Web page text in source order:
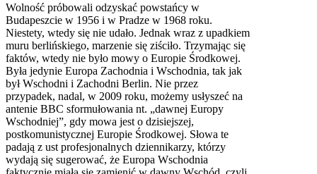
Wolność próbowali odzyskać powstańcy w
Budapeszcie w 1956 i w Pradze w 1968 roku.
Niestety, wtedy się nie udało. Jednak wraz z upadkiem
muru berlińskiego, marzenie się ziściło. Trzymając się
faktów, wtedy nie było mowy o Europie Środkowej.
Była jedynie Europa Zachodnia i Wschodnia, tak jak
był Wschodni i Zachodni Berlin. Nie przez
przypadek, nadal, w 2009 roku, możemy usłyszeć na
antenie BBC sformułowania nt. „dawnej Europy
Wschodniej”, gdy mowa jest o dzisiejszej,
postkomunistycznej Europie Środkowej. Słowa te
padają z ust profesjonalnych dziennikarzy, którzy
wydają się sugerować, że Europa Wschodnia